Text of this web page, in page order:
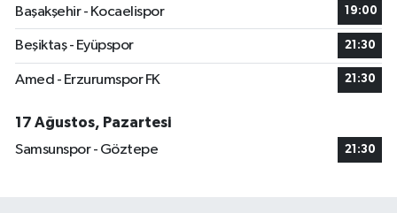
Başakşehir - Kocaelispor
19:00
Beşiktaş - Eyüpspor 21:30
Amed - Erzurumspor FK 21:30
17 Ağustos, Pazartesi
Samsunspor - Göztepe
21:30